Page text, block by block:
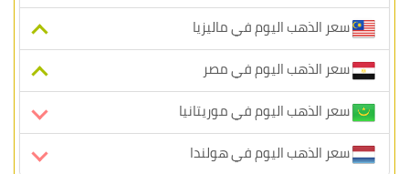
سعر الذهب اليوم في ماليزيا
سعر الذهب اليوم في مصر
سعر الذهب اليوم في موريتانيا
سعر الذهب اليوم في هولندا